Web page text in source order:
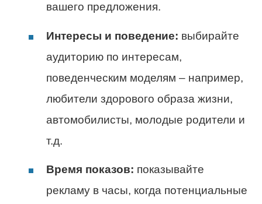
вашего предложения.
Интересы и поведение: выбирайте
аудиторию по интересам,
поведенческим моделям – например,
любители здорового образа жизни,
автомобилисты, молодые родители и
т.д.
Время показов: показывайте
рекламу в часы, когда потенциальные